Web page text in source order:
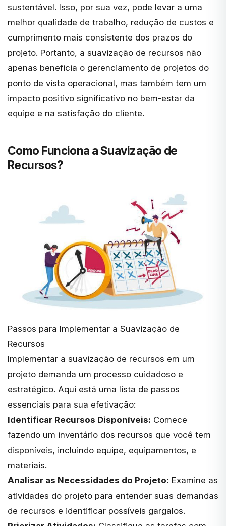
sustentável. Isso, por sua vez, pode levar a uma
melhor qualidade de trabalho, redução de custos e
cumprimento mais consistente dos prazos do
projeto. Portanto, a suavização de recursos não
apenas beneficia o gerenciamento de projetos do
ponto de vista operacional, mas também tem um
impacto positivo significativo no bem-estar da
equipe e na satisfação do cliente.
Como Funciona a Suavização de
Recursos?
Passos para Implementar a Suavização de
Recursos
Implementar a suavização de recursos em um
projeto demanda um processo cuidadoso e
estratégico. Aqui está uma lista de passos
essenciais para sua efetivação:
Identificar Recursos Disponíveis: Comece
fazendo um inventário dos recursos que você tem
disponíveis, incluindo equipe, equipamentos, e
materiais.
Analisar as Necessidades do Projeto: Examine as
atividades do projeto para entender suas demandas
de recursos e identificar possíveis gargalos.